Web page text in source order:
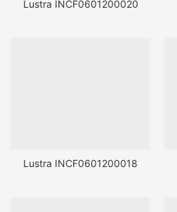
Lustra INCF0601200020
Lustra INCF0601200018